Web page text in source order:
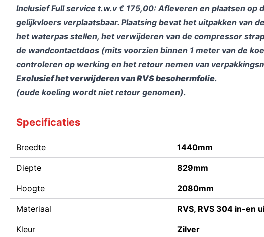
Inclusief Full service t.w.v € 175,00: Afleveren en plaatsen op
gelijkvloers verplaatsbaar. Plaatsing bevat het uitpakken van
het waterpas stellen, het verwijderen van de compressor
de wandcontactdoos (mits voorzien binnen 1 meter van de
controleren op werking en het retour nemen van
Exclusiefhet verwijderen van RVS beschermfolie.
(oude koeling wordt niet retour genomen).
Specificaties
Breedte 1440mm
Diepte 829mm
Hoogte 2080mm
Materiaal RVS, RVS 304 in-en
Kleur Zilver